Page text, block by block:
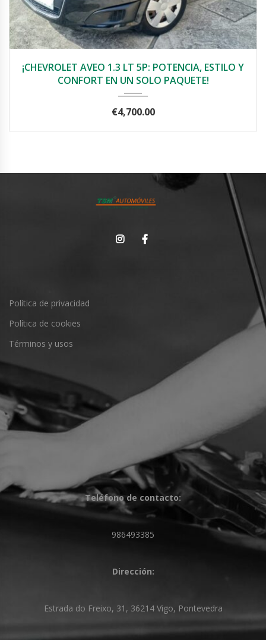
¡CHEVROLET AVEO 1.3 LT 5P: POTENCIA, ESTILO Y
CONFORT EN UN SOLO PAQUETE!
€4,700.00
Política de privacidad
Política de cookies
Términos y usos
Teléfono de contacto:
986493385
Dirección:
Estrada do Freixo, 31, 36214 Vigo, Pontevedra